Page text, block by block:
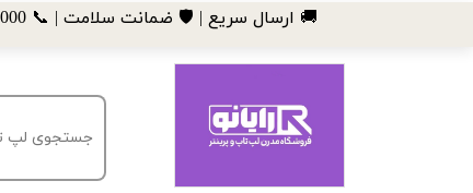
​🚚 ارسال سریع | 🛡️ ضمانت سلامت | 📞 09185032000